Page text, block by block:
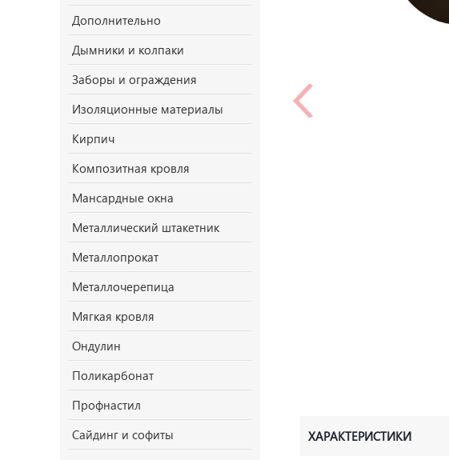
Дополнительно
Дымники и колпаки
Заборы и ограждения
Изоляционные материалы
Кирпич
Композитная кровля
Мансардные окна
Металлический штакетник
Металлопрокат
Металлочерепица
Мягкая кровля
Ондулин
Поликарбонат
Профнастил
Сайдинг и софиты
ХАРАКТЕРИСТИКИ